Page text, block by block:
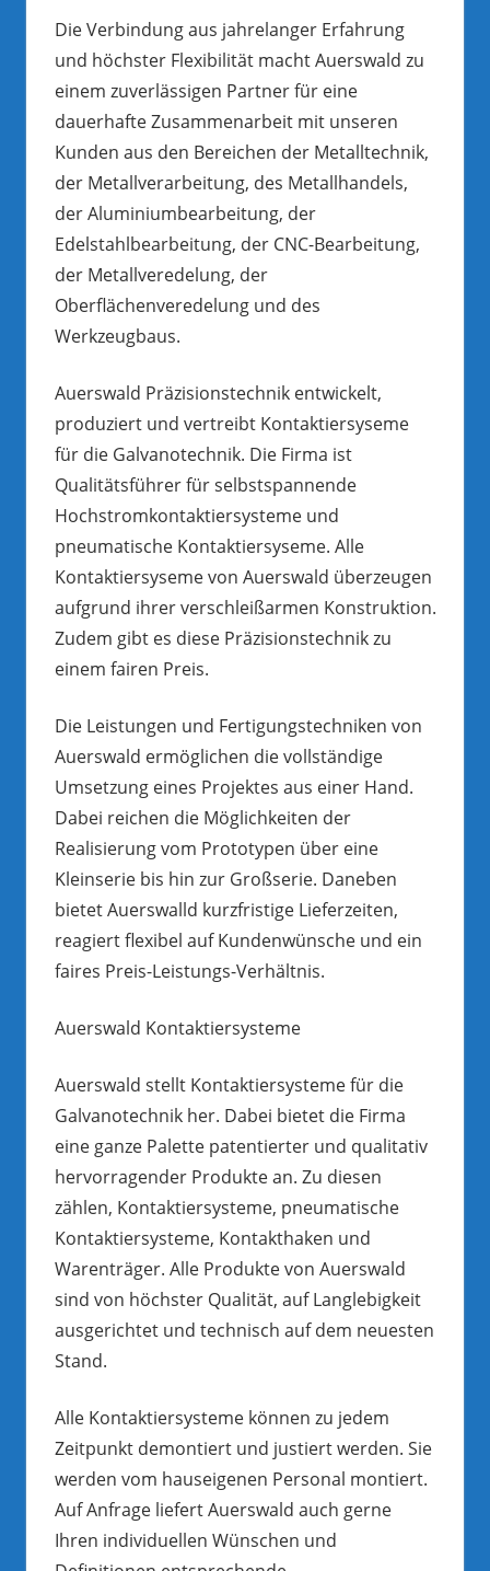
Die Verbindung aus jahrelanger Erfahrung
und höchster Flexibilität macht Auerswald zu
einem zuverlässigen Partner für eine
dauerhafte Zusammenarbeit mit unseren
Kunden aus den Bereichen der Metalltechnik,
der Metallverarbeitung, des Metallhandels,
der Aluminiumbearbeitung, der
Edelstahlbearbeitung, der CNC-Bearbeitung,
der Metallveredelung, der
Oberflächenveredelung und des
Werkzeugbaus.
Auerswald Präzisionstechnik entwickelt,
produziert und vertreibt Kontaktiersyseme
für die Galvanotechnik. Die Firma ist
Qualitätsführer für selbstspannende
Hochstromkontaktiersysteme und
pneumatische Kontaktiersyseme. Alle
Kontaktiersyseme von Auerswald überzeugen
aufgrund ihrer verschleißarmen Konstruktion.
Zudem gibt es diese Präzisionstechnik zu
einem fairen Preis.
Die Leistungen und Fertigungstechniken von
Auerswald ermöglichen die vollständige
Umsetzung eines Projektes aus einer Hand.
Dabei reichen die Möglichkeiten der
Realisierung vom Prototypen über eine
Kleinserie bis hin zur Großserie. Daneben
bietet Auerswalld kurzfristige Lieferzeiten,
reagiert flexibel auf Kundenwünsche und ein
faires Preis-Leistungs-Verhältnis.
Auerswald Kontaktiersysteme
Auerswald stellt Kontaktiersysteme für die
Galvanotechnik her. Dabei bietet die Firma
eine ganze Palette patentierter und qualitativ
hervorragender Produkte an. Zu diesen
zählen, Kontaktiersysteme, pneumatische
Kontaktiersysteme, Kontakthaken und
Warenträger. Alle Produkte von Auerswald
sind von höchster Qualität, auf Langlebigkeit
ausgerichtet und technisch auf dem neuesten
Stand.
Alle Kontaktiersysteme können zu jedem
Zeitpunkt demontiert und justiert werden. Sie
werden vom hauseigenen Personal montiert.
Auf Anfrage liefert Auerswald auch gerne
Ihren individuellen Wünschen und